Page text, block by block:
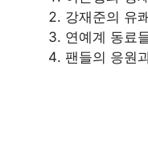
강재준의 유
연예계 동료
팬들의 응원